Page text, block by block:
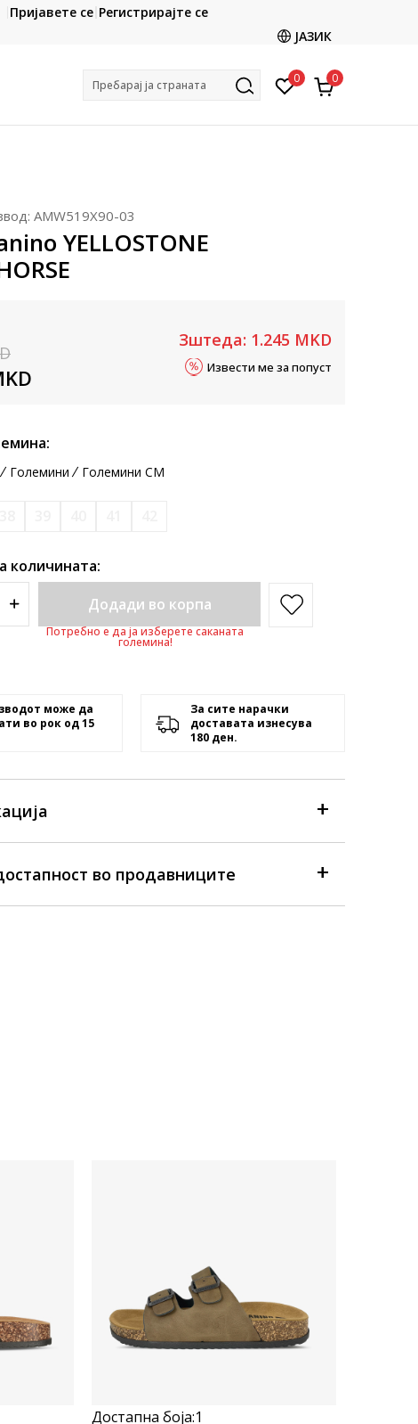
CLICK & COLLECT
со картичка online и подигнете во продавницата
Пријавете се Регистрирајте се
ЈАЗИК
Пребарај ја страната 0 0
AMW519X90-03
YELLOSTONE
Зштеда: 1.245 MKD
Извести ме за попуст
Големини Големини CM
количината:
Додади во корпа
Потребно е да ја изберете саканата
големина!
може да
во рок од 15
За сите нарачки
доставата изнесува
180 ден.
во продавниците
Достапна боја:1